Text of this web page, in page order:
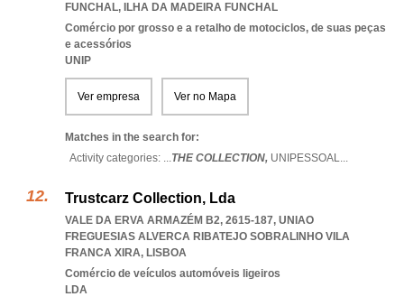
FUNCHAL, ILHA DA MADEIRA FUNCHAL
Comércio por grosso e a retalho de motociclos, de suas peças
e acessórios
UNIP
Ver empresa Ver no Mapa
Matches in the search for:
Activity categories: ...THE COLLECTION, UNIPESSOAL...
Trustcarz Collection, Lda
VALE DA ERVA ARMAZÉM B2, 2615-187, UNIAO
FREGUESIAS ALVERCA RIBATEJO SOBRALINHO VILA
FRANCA XIRA, LISBOA
Comércio de veículos automóveis ligeiros
LDA